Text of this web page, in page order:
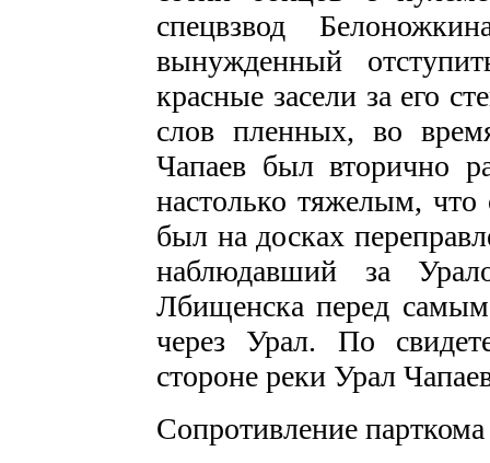
спецвзвод
вынужденный
красные засели за его
слов пленных, во
Чапаев был вторично
настолько тяжелым,
был на досках
наблюдавший за
Лбищенска перед
через Урал. По
стороне реки Урал
Сопротивление парткома